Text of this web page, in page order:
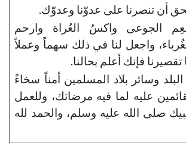
أن تنصرنا على عدوّنا وعدوّك.
الجوعى واكسُ العُراة وارحم
واجعل لنا في ذلك سهماً وعملاً
فإنك أعلم بحالنا.
وسائر بلاد المسلمين أمناً سخاءً
عليه لما فيه مرضاتك، وللعمل
صلى الله عليه وسلم، والحمد لله